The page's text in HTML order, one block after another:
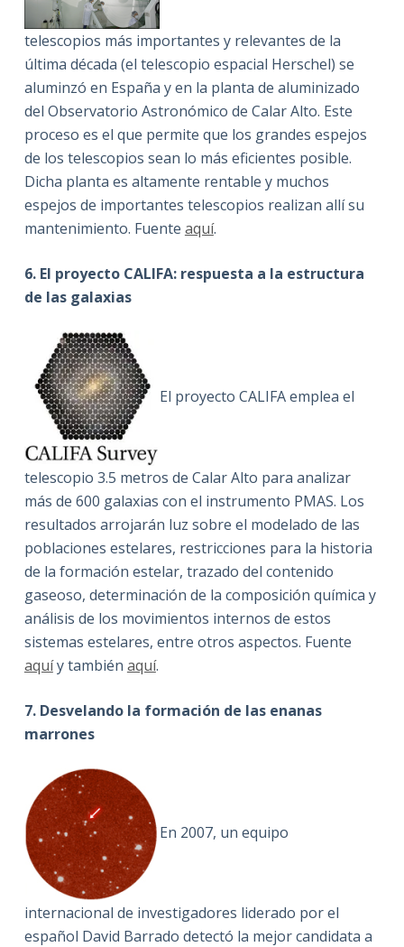
telescopios más importantes y relevantes de la
última década (el telescopio espacial Herschel) se
aluminzó en España y en la planta de aluminizado
del Observatorio Astronómico de Calar Alto. Este
proceso es el que permite que los grandes espejos
de los telescopios sean lo más eficientes posible.
Dicha planta es altamente rentable y muchos
espejos de importantes telescopios realizan allí su
mantenimiento. Fuente aquí.
6. El proyecto CALIFA: respuesta a la estructura
de las galaxias
El proyecto CALIFA emplea el
telescopio 3.5 metros de Calar Alto para analizar
más de 600 galaxias con el instrumento PMAS. Los
resultados arrojarán luz sobre el modelado de las
poblaciones estelares, restricciones para la historia
de la formación estelar, trazado del contenido
gaseoso, determinación de la composición química y
análisis de los movimientos internos de estos
sistemas estelares, entre otros aspectos. Fuente
aquíy también aquí.
7. Desvelando la formación de las enanas
marrones
En 2007, un equipo
internacional de investigadores liderado por el
español David Barrado detectó la mejor candidata a